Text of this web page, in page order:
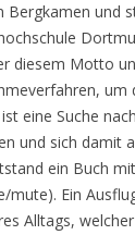
Bergkamen und
diesem Motto
um
eine Suche
und sich damit
ein Buch
mute). Ein
Alltags,